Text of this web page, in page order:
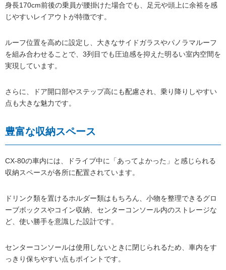
身長170cm前後の乗員が腰掛けた場合でも、足元や頭上に余裕を感
じやすいレイアウトが特徴です。
ルーフ位置を高めに設定し、大きなサイドガラスやパノラマルーフ
を組み合わせることで、3列目でも圧迫感を抑えた明るい室内空間を
実現しています。
さらに、ドア開口部やステップ高にも配慮され、乗り降りしやすい
点も大きな魅力です。
豊富な収納スペース
CX-80の車内には、ドライブ中に「あってよかった」と感じられる
収納スペースが各所に配置されています。
ドリンク類を置けるホルダー類はもちろん、小物を整理できるグロ
ーブボックスやコイン収納、センターコンソール内のストレージな
ど、使い勝手を意識した設計です。
センターコンソールは使用しないときに閉じられるため、車内をす
っきり保ちやすい点もポイントです。